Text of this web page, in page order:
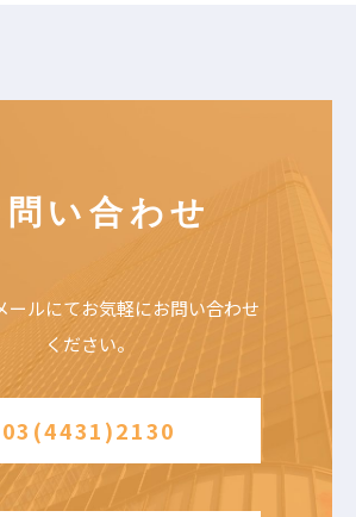
問い合わせ
ールにてお気軽にお問い合わせ
ください。
03(4431)2130